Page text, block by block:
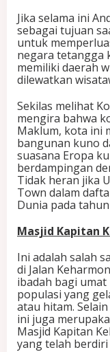
Jika selama ini
sebagai tujuan
untuk
negara tetangga
memiliki daerah
dilewatkan
Sekilas melihat
mengira bahwa
Maklum, kota ini
bangunan kuno
suasana Eropa
berdampingan
Tidak heran jika
Town dalam
Dunia pada
Masjid Kapitan
Ini adalah salah
di Jalan
ibadah bagi
populasi yang
atau hitam.
ini juga
Masjid Kapitan
yang telah berdiri